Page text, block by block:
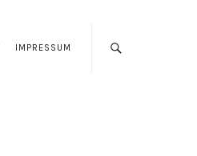
IMPRESSUM